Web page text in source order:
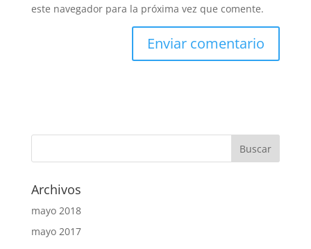
este navegador para la próxima vez que comente.
Archivos
mayo 2018
mayo 2017